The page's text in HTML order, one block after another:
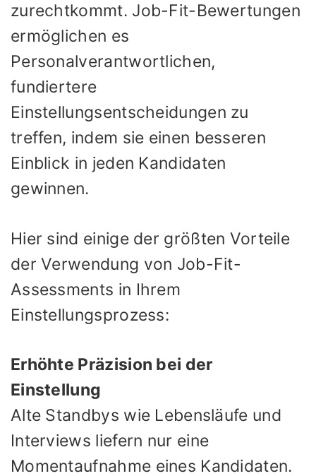
zurechtkommt. Job-Fit-Bewertungen
ermöglichen es
Personalverantwortlichen,
fundiertere
Einstellungsentscheidungen zu
treffen, indem sie einen besseren
Einblick in jeden Kandidaten
gewinnen.
Hier sind einige der größten Vorteile
der Verwendung von Job-Fit-
Assessments in Ihrem
Einstellungsprozess:
Erhöhte Präzision bei der
Einstellung
Alte Standbys wie Lebensläufe und
Interviews liefern nur eine
Momentaufnahme eines Kandidaten.